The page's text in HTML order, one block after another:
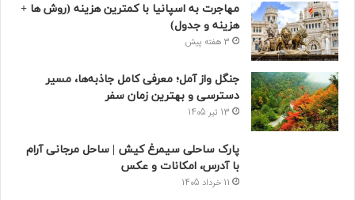
مهاجرت به اسپانیا با کمترین هزینه (روش ها +
هزینه و جدول)
3 هفته پیش
جنگل واز آمل؛ معرفی کامل جاذبه‌ها، مسیر
دسترسی و بهترین زمان سفر
13 تیر 1405
پارک ساحلی سیمرغ کیش | ساحل مرجانی آرام
با آدرس، امکانات و عکس
11 خرداد 1405